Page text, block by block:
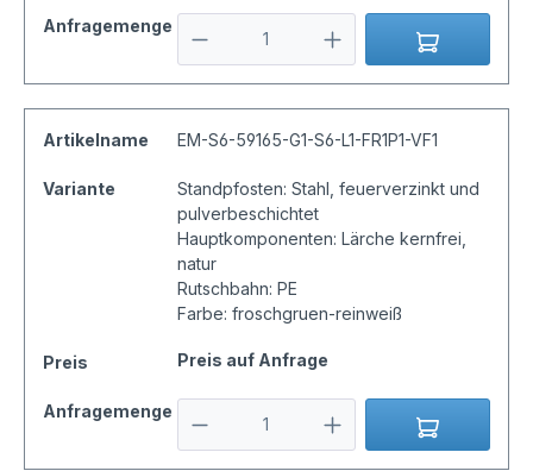
Anfragemenge
Artikelname EM-S6-59165-G1-S6-L1-FR1P1-VF1
Variante
Standpfosten: Stahl, feuerverzinkt und
pulverbeschichtet
Hauptkomponenten: Lärche kernfrei,
natur
Rutschbahn: PE
Farbe: froschgruen-reinweiß
Preis Preis auf Anfrage
Anfragemenge